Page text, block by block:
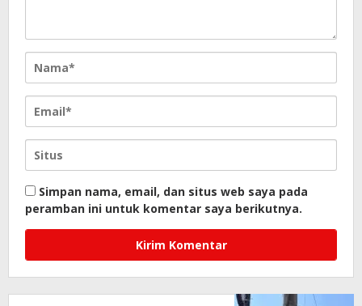
Simpan nama, email, dan situs web saya pada
peramban ini untuk komentar saya berikutnya.